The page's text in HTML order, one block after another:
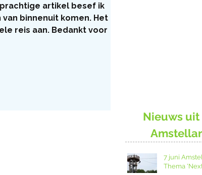
artikel besef ik
binnenuit komen. Het
reis aan. Bedankt voor
Nieuws uit
7 juni
Thema